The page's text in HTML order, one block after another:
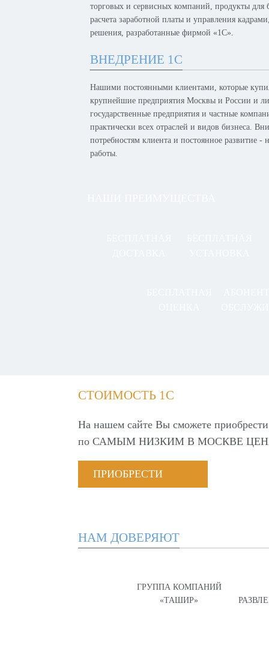
торговых и сервисных компаний, продукты для
расчета заработной платы и управления
решения, разработанные фирмой «1С».
ВНЕДРЕНИЕ 1С
Нашими постоянными клиентами, которые
крупнейшие предприятия Москвы и России и
государственные предприятия и частные
практически всех отраслей и видов бизнеса.
потребностям клиента и постоянное развитие
работы.
СТОИМОСТЬ 1С
На нашем сайте Вы сможете
по САМЫМ НИЗКИМ В МОСКВЕ
ПРИОБРЕСТИ
НАМ ДОВЕРЯЮТ
ГРУППА КОМПАНИЙ
«ТАШИР»